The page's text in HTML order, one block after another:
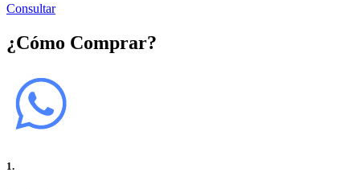
Consultar
¿Cómo Comprar?
1.